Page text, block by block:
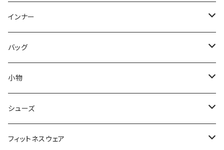
スウェット/トレーナー
その他
オールインワン
ラッシュガード
その他
ロング/マキシ
袖付き
ノースリーブ
パンツドレス
ナイトドレス
スカートスーツ
その他
ネックレス
ブレスレット
ピアス
コサージュ
リング
インナー
ブラ/ブラトップ/ベアトップ
ショーツ
タンクトップ/キャミソール
半袖/5分
バッグ
サブバッグ
クラッチバッグ
トートバッグ
小物
マフラー/スカーフ/ストール
財布
シューズ
スニーカー
フィットネスウェア